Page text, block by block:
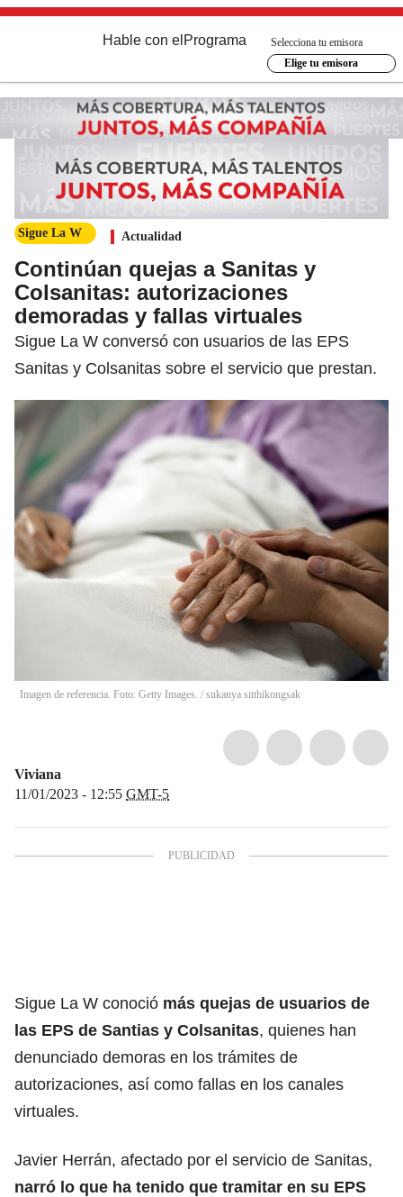
Hable con el Programa
Selecciona tu emisora
Elige tu emisora
Sigue La W Actualidad
Continúan quejas a Sanitas y
Colsanitas: autorizaciones
demoradas y fallas virtuales
Sigue La W conversó con usuarios de las EPS
Sanitas y Colsanitas sobre el servicio que prestan.
Imagen de referencia. Foto: Getty Images. / sukanya sitthikongsak
Viviana
11/01/2023 - 12:55 GMT-5
Sigue La W conoció más quejas de usuarios de
las EPS de Santias y Colsanitas, quienes han
denunciado demoras en los trámites de
autorizaciones, así como fallas en los canales
virtuales.
Javier Herrán, afectado por el servicio de Sanitas,
narró lo que ha tenido que tramitar en su EPS